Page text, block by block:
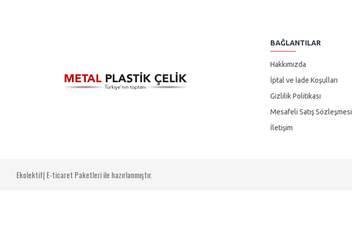
BAĞLANTILAR
Hakkımızda
İptal ve İade Koşulları
Gizlilik Politikası
Mesafeli Satış Sözleşmesi
İletişim
Ekolektif| E-ticaret Paketleri ile hazırlanmıştır.